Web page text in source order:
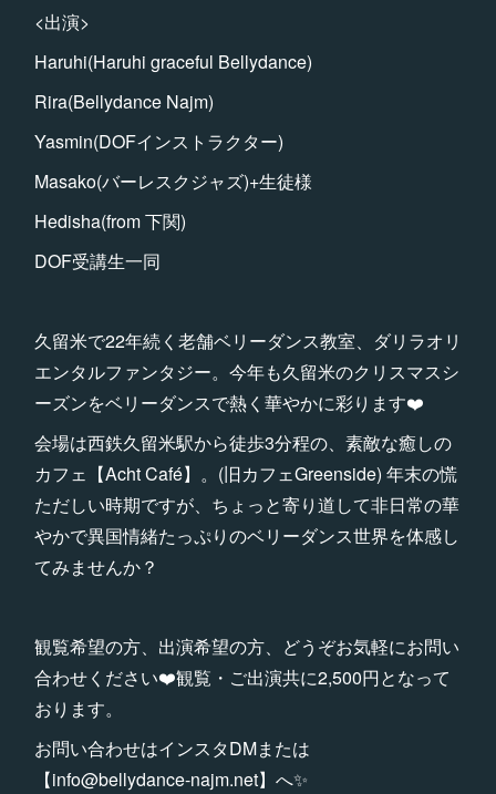
<出演>
Haruhi(Haruhi graceful Bellydance)
Rira(Bellydance Najm)
Yasmin(DOFインストラクター)
Masako(バーレスクジャズ)+生徒様
Hedisha(from 下関)
DOF受講生一同
久留米で22年続く老舗ベリーダンス教室、ダリラオリ
エンタルファンタジー。今年も久留米のクリスマスシ
ーズンをベリーダンスで熱く華やかに彩ります❤️
会場は西鉄久留米駅から徒歩3分程の、素敵な癒しの
カフェ【Acht Café】。(旧カフェGreenside) 年末の慌
ただしい時期ですが、ちょっと寄り道して非日常の華
やかで異国情緒たっぷりのベリーダンス世界を体感し
てみませんか？
観覧希望の方、出演希望の方、どうぞお気軽にお問い
合わせください❤️観覧・ご出演共に2,500円となって
おります。
お問い合わせはインスタDMまたは
【info@bellydance-najm.net】へ✨